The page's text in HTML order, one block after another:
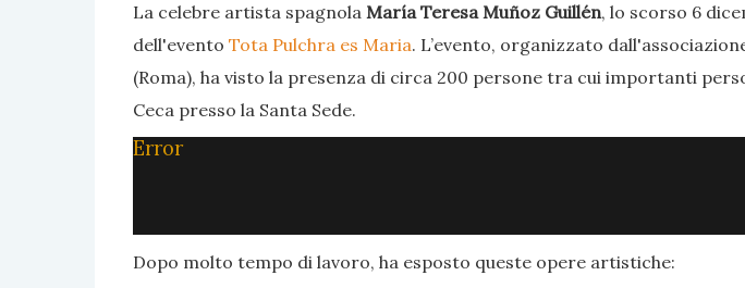
La celebre artista spagnola María Teresa Muñoz Guillén, lo scorso 6
dell'evento Tota Pulchra es Maria. L’evento, organizzato
(Roma), ha visto la presenza di circa 200 persone tra cui importanti
Ceca presso la Santa Sede.
Error
Dopo molto tempo di lavoro, ha esposto queste opere artistiche: